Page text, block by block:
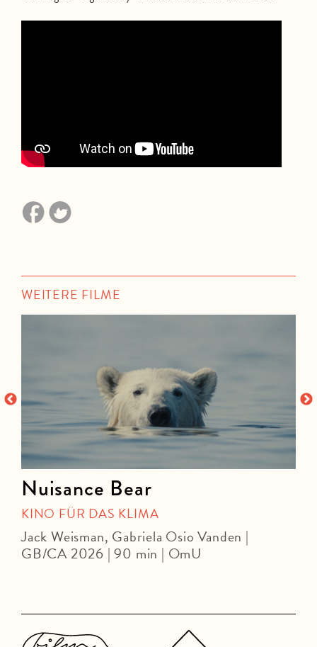
WEITERE FILME
Nuisance Bear
KINO FÜR DAS KLIMA
Jack Weisman, Gabriela Osio Vanden |
GB/CA 2026 | 90 min | OmU